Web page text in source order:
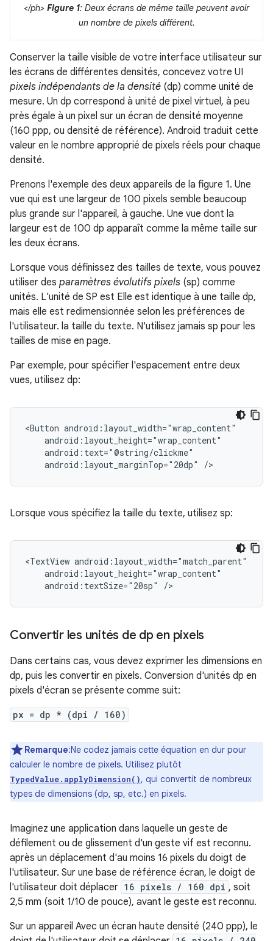
</ph> Figure 1: Deux écrans de même taille peuvent avoir
un nombre de pixels différent.
Conserver la taille visible de votre interface utilisateur sur
les écrans de différentes densités, concevez votre UI
pixels indépendants de la densité (dp) comme unité de
mesure. Un dp correspond à unité de pixel virtuel, à peu
près égale à un pixel sur un écran de densité moyenne
(160 ppp, ou densité de référence). Android traduit cette
valeur en le nombre approprié de pixels réels pour chaque
densité.
Prenons l'exemple des deux appareils de la figure 1. Une
vue qui est une largeur de 100 pixels semble beaucoup
plus grande sur l'appareil, à gauche. Une vue dont la
largeur est de 100 dp apparaît comme la même taille sur
les deux écrans.
Lorsque vous définissez des tailles de texte, vous pouvez
utiliser des paramètres évolutifs pixels (sp) comme
unités. L'unité de SP est Elle est identique à une taille dp,
mais elle est redimensionnée selon les préférences de
l'utilisateur. la taille du texte. N'utilisez jamais sp pour les
tailles de mise en page.
Par exemple, pour spécifier l'espacement entre deux
vues, utilisez dp:
<Button
android:layout_marginTop="20dp"
/>
Lorsque vous spécifiez la taille du texte, utilisez sp:
<TextView
android:textSize="20sp"
/>
Convertir les unités de dp en pixels
Dans certains cas, vous devez exprimer les dimensions en
dp, puis les convertir en pixels. Conversion d'unités dp en
pixels d'écran se présente comme suit:
px = dp * (dpi / 160)
Remarque:Ne codez jamais cette équation en dur pour
calculer le nombre de pixels. Utilisez plutôt
TypedValue.applyDimension(), qui convertit de nombreux
types de dimensions (dp, sp, etc.) en pixels.
Imaginez une application dans laquelle un geste de
défilement ou de glissement d'un geste vif est reconnu.
après un déplacement d'au moins 16 pixels du doigt de
l'utilisateur. Sur une base de référence écran, le doigt de
l'utilisateur doit déplacer 16 pixels / 160 dpi , soit
2,5 mm (soit 1/10 de pouce), avant le geste est reconnu.
Sur un appareil Avec un écran haute densité (240 ppp), le